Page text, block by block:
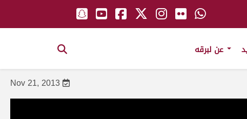
Nov 21, 2013